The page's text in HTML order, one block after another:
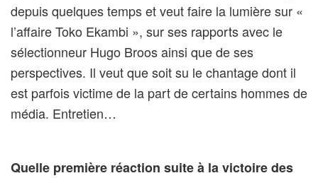
depuis quelques temps et veut faire la lumière sur «
l’affaire Toko Ekambi », sur ses rapports avec le
sélectionneur Hugo Broos ainsi que de ses
perspectives. Il veut que soit su le chantage dont il
est parfois victime de la part de certains hommes de
média. Entretien…
Quelle première réaction suite à la victoire des